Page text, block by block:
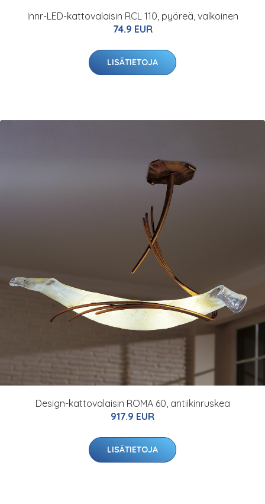
Innr-LED-kattovalaisin RCL 110, pyöreä, valkoinen
74.9 EUR
LISÄTIETOJA
Design-kattovalaisin ROMA 60, antiikinruskea
917.9 EUR
LISÄTIETOJA